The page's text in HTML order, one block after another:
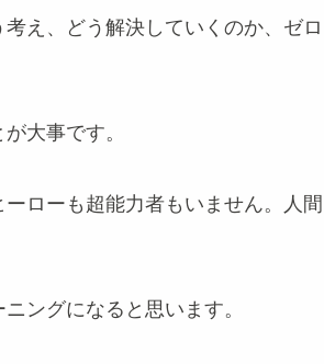
え、どう解決していくのか、ゼロ
大事です。
ローも超能力者もいません。人間
ングになると思います。